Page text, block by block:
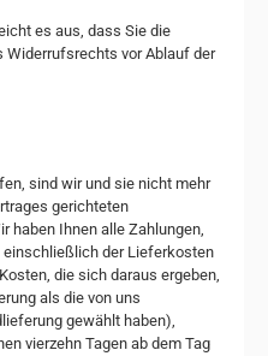
es aus, dass Sie die
Widerrufsrechts vor Ablauf der
sind wir und sie nicht mehr
gerichteten
haben Ihnen alle Zahlungen,
einschließlich der Lieferkosten
die sich daraus ergeben,
als die von uns
gewählt haben),
vierzehn Tagen ab dem Tag